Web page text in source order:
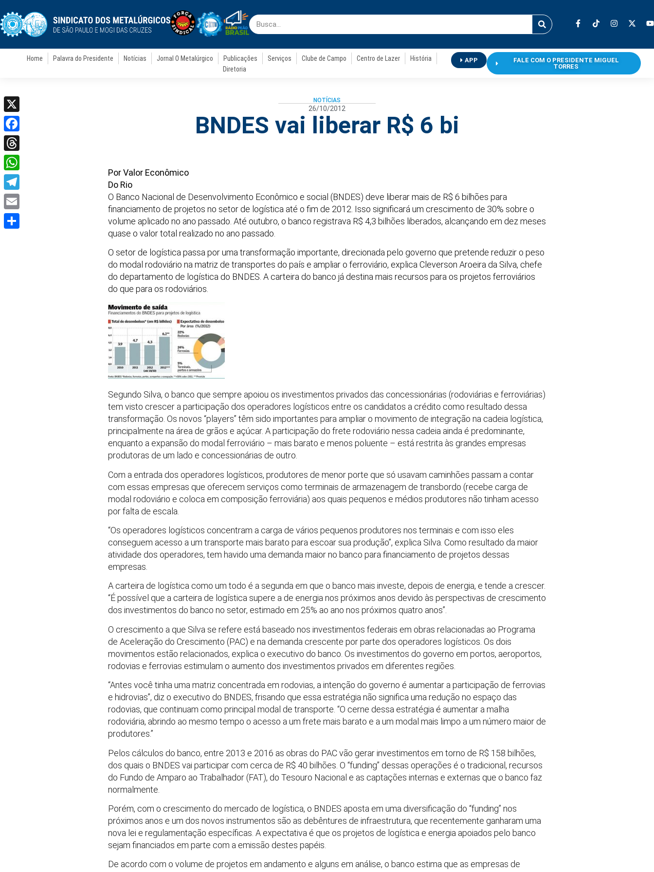
Home Palavra do Presidente Notícias Jornal O Metalúrgico Publicações Serviços Clube de Campo Centro de Lazer
História
Diretoria
APP
FALE COM O PRESIDENTE MIGUEL
TORRES
NOTÍCIAS
26/10/2012
BNDES vai liberar R$ 6 bi
Por Valor Econômico
Do Rio
O Banco Nacional de Desenvolvimento Econômico e social (BNDES) deve liberar mais de R$ 6 bilhões para
financiamento de projetos no setor de logística até o fim de 2012. Isso significará um crescimento de 30% sobre o
volume aplicado no ano passado. Até outubro, o banco registrava R$ 4,3 bilhões liberados, alcançando em dez meses
quase o valor total realizado no ano passado.
O setor de logística passa por uma transformação importante, direcionada pelo governo que pretende reduzir o peso
do modal rodoviário na matriz de transportes do país e ampliar o ferroviário, explica Cleverson Aroeira da Silva, chefe
do departamento de logística do BNDES. A carteira do banco já destina mais recursos para os projetos ferroviários
do que para os rodoviários.
Segundo Silva, o banco que sempre apoiou os investimentos privados das concessionárias (rodoviárias e ferroviárias)
tem visto crescer a participação dos operadores logísticos entre os candidatos a crédito como resultado dessa
transformação. Os novos “players” têm sido importantes para ampliar o movimento de integração na cadeia logística,
principalmente na área de grãos e açúcar. A participação do frete rodoviário nessa cadeia ainda é predominante,
enquanto a expansão do modal ferroviário – mais barato e menos poluente – está restrita às grandes empresas
produtoras de um lado e concessionárias de outro.
Com a entrada dos operadores logísticos, produtores de menor porte que só usavam caminhões passam a contar
com essas empresas que oferecem serviços como terminais de armazenagem de transbordo (recebe carga de
modal rodoviário e coloca em composição ferroviária) aos quais pequenos e médios produtores não tinham acesso
por falta de escala.
“Os operadores logísticos concentram a carga de vários pequenos produtores nos terminais e com isso eles
conseguem acesso a um transporte mais barato para escoar sua produção”, explica Silva. Como resultado da maior
atividade dos operadores, tem havido uma demanda maior no banco para financiamento de projetos dessas
empresas.
A carteira de logística como um todo é a segunda em que o banco mais investe, depois de energia, e tende a crescer.
“É possível que a carteira de logística supere a de energia nos próximos anos devido às perspectivas de crescimento
dos investimentos do banco no setor, estimado em 25% ao ano nos próximos quatro anos”.
O crescimento a que Silva se refere está baseado nos investimentos federais em obras relacionadas ao Programa
de Aceleração do Crescimento (PAC) e na demanda crescente por parte dos operadores logísticos. Os dois
movimentos estão relacionados, explica o executivo do banco. Os investimentos do governo em portos, aeroportos,
rodovias e ferrovias estimulam o aumento dos investimentos privados em diferentes regiões.
“Antes você tinha uma matriz concentrada em rodovias, a intenção do governo é aumentar a participação de ferrovias
e hidrovias”, diz o executivo do BNDES, frisando que essa estratégia não significa uma redução no espaço das
rodovias, que continuam como principal modal de transporte. “O cerne dessa estratégia é aumentar a malha
rodoviária, abrindo ao mesmo tempo o acesso a um frete mais barato e a um modal mais limpo a um número maior de
produtores.”
Pelos cálculos do banco, entre 2013 e 2016 as obras do PAC vão gerar investimentos em torno de R$ 158 bilhões,
dos quais o BNDES vai participar com cerca de R$ 40 bilhões. O “funding” dessas operações é o tradicional, recursos
do Fundo de Amparo ao Trabalhador (FAT), do Tesouro Nacional e as captações internas e externas que o banco faz
normalmente.
Porém, com o crescimento do mercado de logística, o BNDES aposta em uma diversificação do “funding” nos
próximos anos e um dos novos instrumentos são as debêntures de infraestrutura, que recentemente ganharam uma
nova lei e regulamentação específicas. A expectativa é que os projetos de logística e energia apoiados pelo banco
sejam financiados em parte com a emissão destes papéis.
De acordo com o volume de projetos em andamento e alguns em análise, o banco estima que as empresas de
X
Facebook
Threads
WhatsApp
Telegram
Email